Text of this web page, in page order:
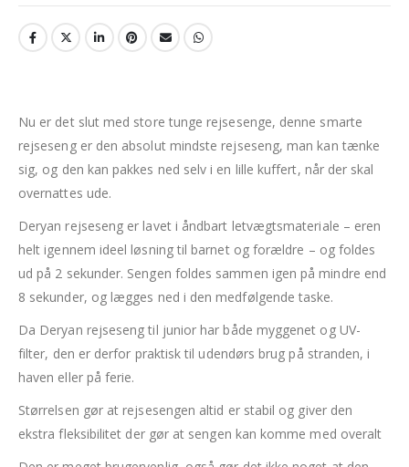
Nu er det slut med store tunge rejsesenge, denne smarte
rejseseng er den absolut mindste rejseseng, man kan tænke
sig, og den kan pakkes ned selv i en lille kuffert, når der skal
overnattes ude.
Deryan rejseseng er lavet i åndbart letvægtsmateriale – eren
helt igennem ideel løsning til barnet og forældre – og foldes
ud på 2 sekunder. Sengen foldes sammen igen på mindre end
8 sekunder, og lægges ned i den medfølgende taske.
Da Deryan rejseseng til junior har både myggenet og UV-
filter, den er derfor praktisk til udendørs brug på stranden, i
haven eller på ferie.
Størrelsen gør at rejsesengen altid er stabil og giver den
ekstra fleksibilitet der gør at sengen kan komme med overalt